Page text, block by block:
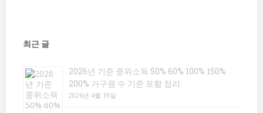
최근 글
2026년 기준 중위소득 50% 60% 100% 150%
200% 가구원 수 기준 포함 정리
2026년 4월 19일